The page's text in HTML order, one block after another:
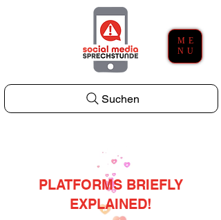
ME
NU
Suchen
PLATFORMS BRIEFLY
EXPLAINED!